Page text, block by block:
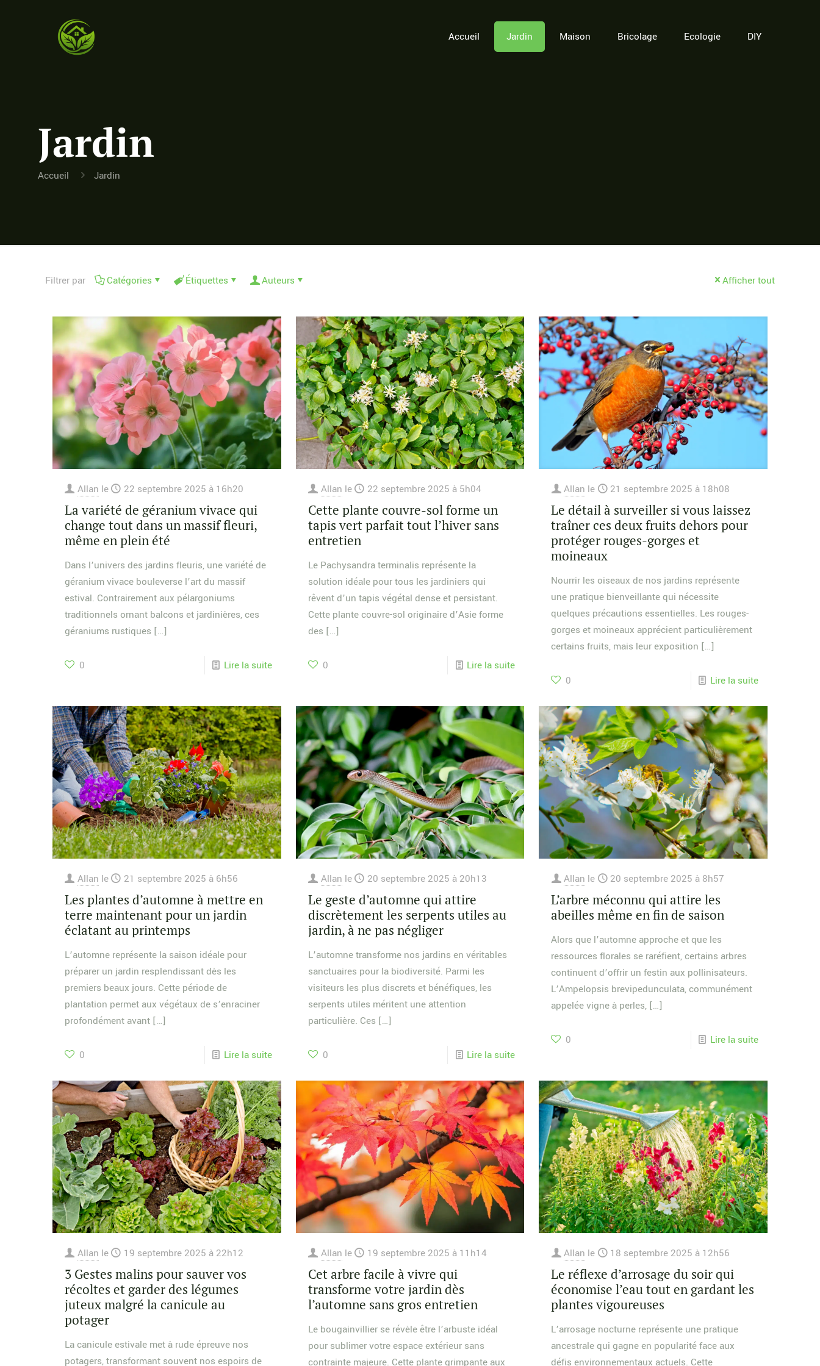
Accueil Jardin Maison Bricolage Ecologie DIY
Jardin
Accueil Jardin
Filtrer par Catégories Étiquettes Auteurs Afficher tout
Allan le 22 septembre 2025 à 16h20
La variété de géranium vivace qui
change tout dans un massif fleuri,
même en plein été
Dans l’univers des jardins fleuris, une variété de
géranium vivace bouleverse l’art du massif
estival. Contrairement aux pélargoniums
traditionnels ornant balcons et jardinières, ces
géraniums rustiques […]
0 Lire la suite
Allan le 22 septembre 2025 à 5h04
Cette plante couvre-sol forme un
tapis vert parfait tout l’hiver sans
entretien
Le Pachysandra terminalis représente la
solution idéale pour tous les jardiniers qui
rêvent d’un tapis végétal dense et persistant.
Cette plante couvre-sol originaire d’Asie forme
des […]
0 Lire la suite
Allan le 21 septembre 2025 à 18h08
Le détail à surveiller si vous laissez
traîner ces deux fruits dehors pour
protéger rouges-gorges et
moineaux
Nourrir les oiseaux de nos jardins représente
une pratique bienveillante qui nécessite
quelques précautions essentielles. Les rouges-
gorges et moineaux apprécient particulièrement
certains fruits, mais leur exposition […]
0 Lire la suite
Allan le 21 septembre 2025 à 6h56
Les plantes d’automne à mettre en
terre maintenant pour un jardin
éclatant au printemps
L’automne représente la saison idéale pour
préparer un jardin resplendissant dès les
premiers beaux jours. Cette période de
plantation permet aux végétaux de s’enraciner
profondément avant[…]
0 Lire la suite
Allan le 20 septembre 2025 à 20h13
Le geste d’automne qui attire
discrètement les serpents utiles au
jardin, à ne pas négliger
L’automne transforme nos jardins en véritables
sanctuaires pour la biodiversité. Parmi les
visiteurs les plus discrets et bénéfiques, les
serpents utiles méritent une attention
particulière. Ces […]
0 Lire la suite
Allan le 20 septembre 2025 à 8h57
L’arbre méconnu qui attire les
abeilles même en fin de saison
Alors que l’automne approche et que les
ressources florales se raréfient, certains arbres
continuent d’offrir un festin aux pollinisateurs.
L’Ampelopsis brevipedunculata, communément
appelée vigne à perles, […]
0 Lire la suite
Allan le 19 septembre 2025 à 22h12
3 Gestes malins pour sauver vos
récoltes et garder des légumes
juteux malgré la canicule au
potager
La canicule estivale met à rude épreuve nos
potagers, transformant souvent nos espoirs de
Allan le 19 septembre 2025 à 11h14
Cet arbre facile à vivre qui
transforme votre jardin dès
l’automne sans gros entretien
Le bougainvillier se révèle être l’arbuste idéal
pour sublimer votre espace extérieur sans
contrainte majeure. Cette plante grimpante aux
Allan le 18 septembre 2025 à 12h56
Le réflexe d’arrosage du soir qui
économise l’eau tout en gardant les
plantes vigoureuses
L’arrosage nocturne représente une pratique
ancestrale qui gagne en popularité face aux
défis environnementaux actuels. Cette